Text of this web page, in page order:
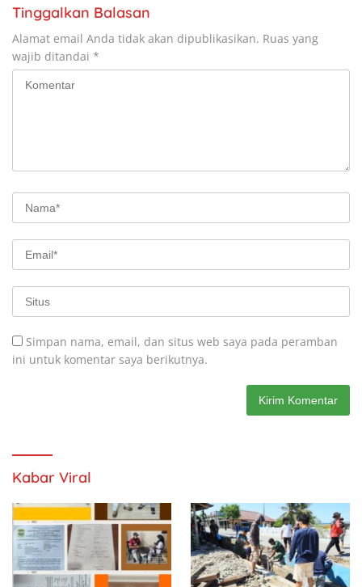
Tinggalkan Balasan
Alamat email Anda tidak akan dipublikasikan. Ruas yang
wajib ditandai *
Simpan nama, email, dan situs web saya pada peramban
ini untuk komentar saya berikutnya.
Kabar Viral